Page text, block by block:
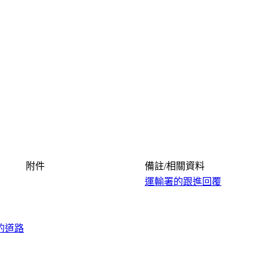
附件
備註/相關資料
運輸署的跟進回覆
道路